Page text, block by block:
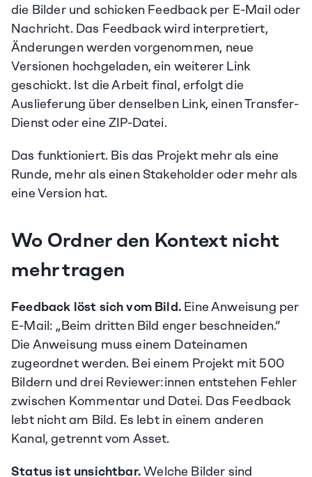
die Bilder und schicken Feedback per E-Mail oder
Nachricht. Das Feedback wird interpretiert,
Änderungen werden vorgenommen, neue
Versionen hochgeladen, ein weiterer Link
geschickt. Ist die Arbeit final, erfolgt die
Auslieferung über denselben Link, einen Transfer-
Dienst oder eine ZIP-Datei.
Das funktioniert. Bis das Projekt mehr als eine
Runde, mehr als einen Stakeholder oder mehr als
eine Version hat.
Wo Ordner den Kontext nicht
mehr tragen
Feedback löst sich vom Bild. Eine Anweisung per
E-Mail: „Beim dritten Bild enger beschneiden.“
Die Anweisung muss einem Dateinamen
zugeordnet werden. Bei einem Projekt mit 500
Bildern und drei Reviewer:innen entstehen Fehler
zwischen Kommentar und Datei. Das Feedback
lebt nicht am Bild. Es lebt in einem anderen
Kanal, getrennt vom Asset.
Status ist unsichtbar. Welche Bilder sind